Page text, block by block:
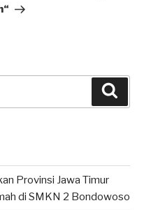
Provinsi Jawa Timur
di SMKN 2 Bondowoso